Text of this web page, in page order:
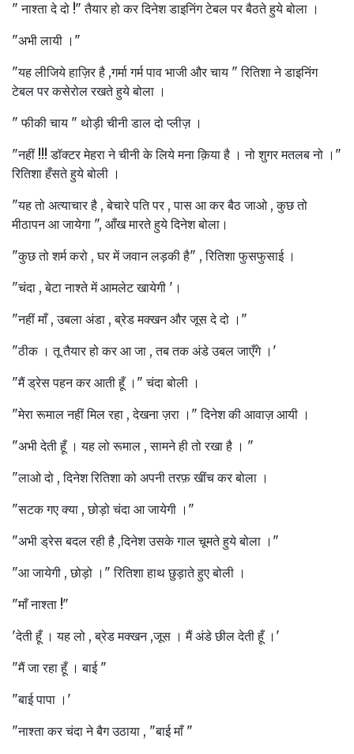
" नाश्ता दे दो !" तैयार हो कर दिनेश डाइनिंग टेबल पर बैठते हुये बोला ।
"अभी लायी ।"
"यह लीजिये हाज़िर है ,गर्मा गर्म पाव भाजी और चाय " रितिशा ने डाइनिंग
टेबल पर कसेरोल रखते हुये बोला ।
" फीकी चाय " थोड़ी चीनी डाल दो प्लीज़ ।
"नहीं !!! डॉक्टर मेहरा ने चीनी के लिये मना क़िया है । नो शुगर मतलब नो ।"
रितिशा हँसते हुये बोली ।
"यह तो अत्याचार है , बेचारे पति पर , पास आ कर बैठ जाओ , कुछ तो
मीठापन आ जायेगा ", आँख मारते हुये दिनेश बोला।
"कुछ तो शर्म करो , घर में जवान लड़की है" , रितिशा फुसफुसाई ।
"चंदा , बेटा नाश्ते में आमलेट खायेगी '।
"नहीं माँ , उबला अंडा , ब्रेड मक्खन और जूस दे दो ।"
"ठीक । तू तैयार हो कर आ जा , तब तक अंडे उबल जाएँगे ।'
"मैं ड्रेस पहन कर आती हूँ ।" चंदा बोली ।
"मेरा रूमाल नहीं मिल रहा , देखना ज़रा ।" दिनेश की आवाज़ आयी ।
"अभी देती हूँ । यह लो रूमाल , सामने ही तो रखा है । "
"लाओ दो , दिनेश रितिशा को अपनी तरफ़ खींच कर बोला ।
"सटक गए क्या , छोड़ो चंदा आ जायेगी ।"
"अभी ड्रेस बदल रही है ,दिनेश उसके गाल चूमते हुये बोला ।"
"आ जायेगी , छोड़ो ।" रितिशा हाथ छुड़ाते हुए बोली ।
"माँ नाश्ता !"
'देती हूँ । यह लो , ब्रेड मक्खन ,जूस । मैं अंडे छील देती हूँ ।'
"मैं जा रहा हूँ । बाई "
"बाई पापा ।'
"नाश्ता कर चंदा ने बैग उठाया , "बाई माँ "